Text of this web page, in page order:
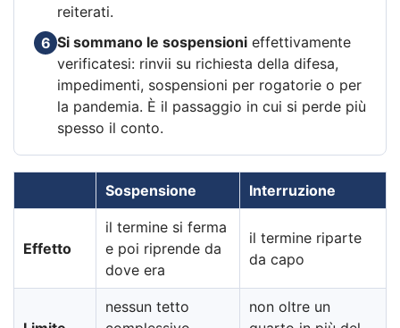
reiterati.
6 Si sommano le sospensioni effettivamente
verificatesi: rinvii su richiesta della difesa,
impedimenti, sospensioni per rogatorie o per
la pandemia. È il passaggio in cui si perde più
spesso il conto.
Sospensione Interruzione
Effetto
il termine si ferma
e poi riprende da
dove era
il termine riparte
da capo
nessun tetto
non oltre un